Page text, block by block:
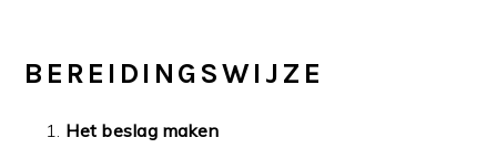
BEREIDINGSWIJZE
Het beslag maken